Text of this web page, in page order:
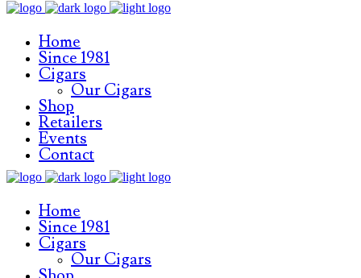
Home
Since 1981
Cigars
Our Cigars
Shop
Retailers
Events
Contact
Home
Since 1981
Cigars
Our Cigars